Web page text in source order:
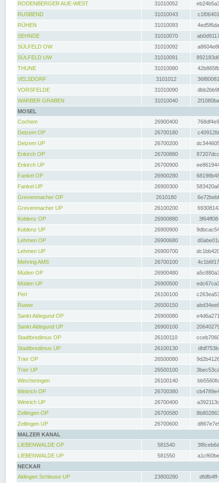
RODENBERGER AUE-WEST
31010052
RUSBEND
31010043
RÜHEN
31010093
SEHNDE
31010070
SÜLFELD OW
31010092
SÜLFELD UW
31010091
THUNE
31010080
VELSDORF
3101012
VORSFELDE
31010090
WARBER GRABEN
31010040
MOSEL
Cochem
26900400
Detzem OP
26700180
Detzem UP
26700200
Enkirch OP
26700880
Enkirch UP
26700900
Fankel OP
26900280
Fankel UP
26900300
Grevenmacher OP
2610180
Grevenmacher UP
26100200
Koblenz OP
26900880
Koblenz UP
26900900
Lehmen OP
26900680
Lehmen UP
26900700
Mehring AMS
26700100
Müden OP
26900480
Müden UP
26900500
Perl
26100100
Ruwer
26500150
Sankt Aldegund OP
26900080
Sankt Aldegund UP
26900100
Stadtbredimus OP
26100110
Stadtbredimus UP
26100130
Trier OP
26500080
Trier UP
26500100
Wincheringen
26100140
Wintrich OP
26700380
Wintrich UP
26700400
Zeltingen OP
26700580
Zeltingen UP
26700600
MALZER KANAL
LIEBENWALDE OP
581540
LIEBENWALDE UP
581550
NECKAR
Aldingen Schleuse UP
23800280